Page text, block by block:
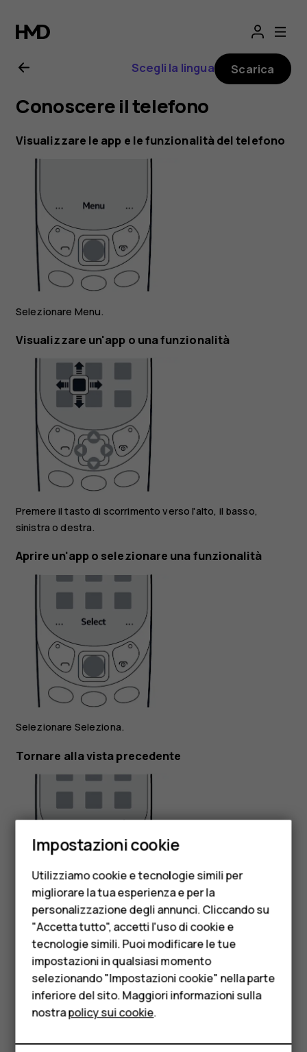
Manuale
d'uso
del
Nokia
3310
3G
Smartphone
Cellulari
Telefoni per anziani
Accessori
HMD Terra M
Per le imprese
Tablet
Negozio
Scegli la lingua Scarica
Conoscere il telefono
Visualizzare le app e le funzionalità del telefono
Selezionare Menu.
Visualizzare un'app o una funzionalità
Premere il tasto di scorrimento verso l'alto, il basso,
sinistra o destra.
Aprire un'app o selezionare una funzionalità
Selezionare Seleziona.
Tornare alla vista precedente
Premere .
Tornare alla Schermata iniziale
Impostazioni cookie
Utilizziamo cookie e tecnologie simili per
migliorare la tua esperienza e per la
personalizzazione degli annunci. Cliccando su
"Accetta tutto", accetti l'uso di cookie e
tecnologie simili. Puoi modificare le tue
impostazioni in qualsiasi momento
selezionando "Impostazioni cookie" nella parte
inferiore del sito. Maggiori informazioni sulla
nostrapolicy sui cookie.